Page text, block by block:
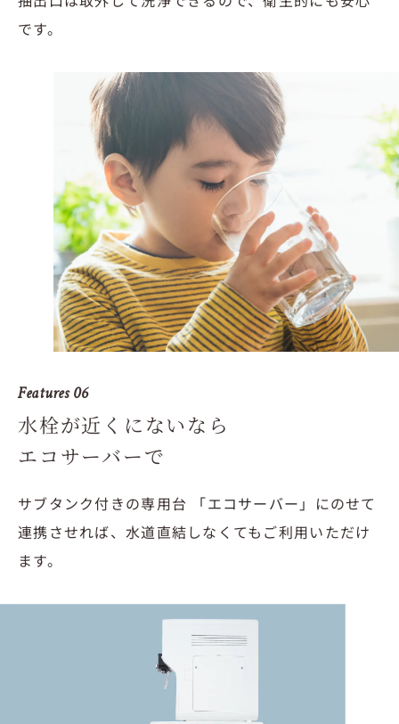
です。
Features 06
水栓が近くにないなら
エコサーバーで
サブタンク付きの専用台 「エコサーバー」 にのせて
連携させれば、水道直結しなくてもご利用いただけ
ます。